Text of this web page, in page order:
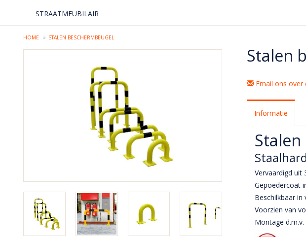
STRAATMEUBILAIR
HOME STALEN BESCHERMBEUGEL
Stalen
Email ons
Informatie
Vervaardigd
Gepoedercoat
Beschilkbaar in
Voorzien van
Montage